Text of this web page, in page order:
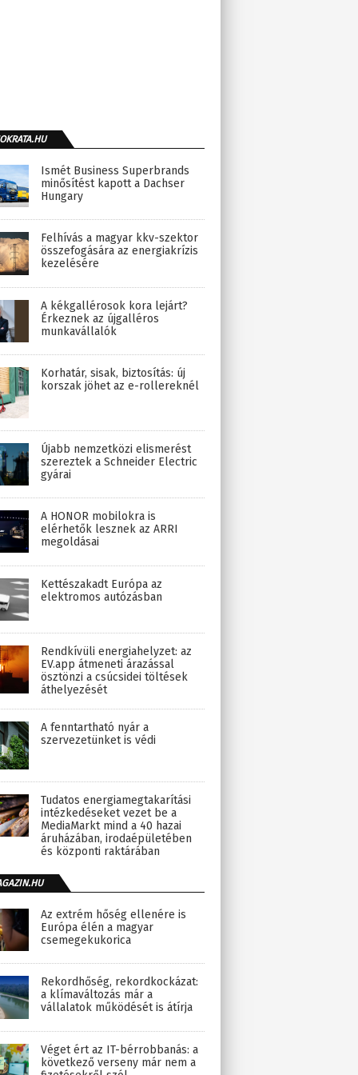
Ismét Business Superbrands
minősítést kapott a Dachser
Hungary
Felhívás a magyar kkv-szektor
összefogására az energiakrízis
kezelésére
A kékgallérosok kora lejárt?
Érkeznek az újgalléros
munkavállalók
Korhatár, sisak, biztosítás: új
korszak jöhet az e-rollereknél
Újabb nemzetközi elismerést
szereztek a Schneider Electric
gyárai
A HONOR mobilokra is
elérhetők lesznek az ARRI
megoldásai
Kettészakadt Európa az
elektromos autózásban
Rendkívüli energiahelyzet: az
EV.app átmeneti árazással
ösztönzi a csúcsidei töltések
áthelyezését
A fenntartható nyár a
szervezetünket is védi
Tudatos energiamegtakarítási
intézkedéseket vezet be a
MediaMarkt mind a 40 hazai
áruházában, irodaépületében
és központi raktárában
Az extrém hőség ellenére is
Európa élén a magyar
csemegekukorica
Rekordhőség, rekordkockázat:
a klímaváltozás már a
vállalatok működését is átírja
Véget ért az IT-bérrobbanás: a
következő verseny már nem a